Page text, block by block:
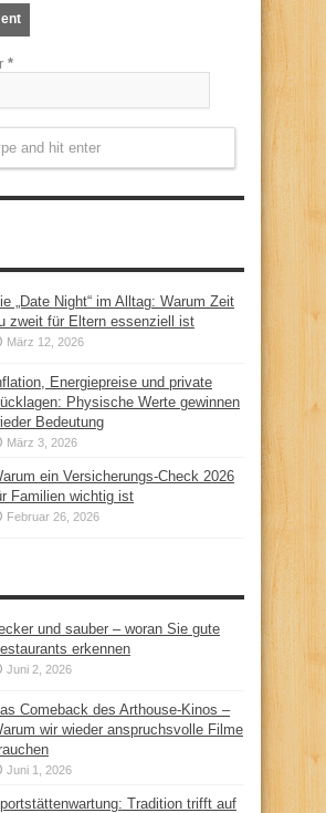
*
„Date Night“ im Alltag: Warum Zeit
zweit für Eltern essenziell ist
März 12, 2026
Energiepreise und private
Physische Werte gewinnen
Bedeutung
März 3, 2026
ein Versicherungs-Check 2026
Familien wichtig ist
Februar 26, 2026
und sauber – woran Sie gute
erkennen
Juni 2, 2026
Comeback des Arthouse-Kinos –
wir wieder anspruchsvolle Filme
Juni 1, 2026
Tradition trifft auf